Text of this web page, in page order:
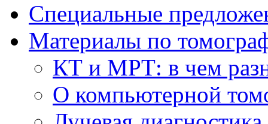
Cпециальные
Материалы по
КТ и МРТ: в чем
О компьютерной